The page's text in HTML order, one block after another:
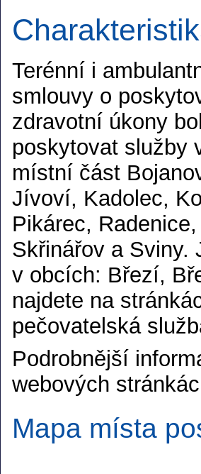
Terénní i
smlouvy o
zdravotní úkony
poskytovat služby
místní část
Jívoví, Kadolec,
Pikárec,
Skřinářov a Sviny.
v obcích: Březí,
najdete na
pečovatelská
Podrobnější
webových
Mapa místa